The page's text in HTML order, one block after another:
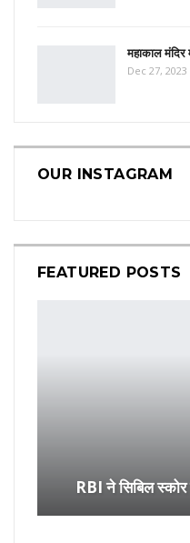
महाकाल
Dec 27, 2023
OUR INSTAGRAM
FEATURED POSTS
RBI ने सिबिल